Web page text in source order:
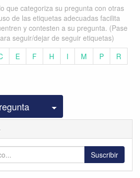
que categoriza su pregunta con otras
de las etiquetas adecuadas facilita
y contesten a su pregunta. (Pase
seguir/dejar de seguir etiquetas)
E F H I M P
R
Seleccionar
Suscribir